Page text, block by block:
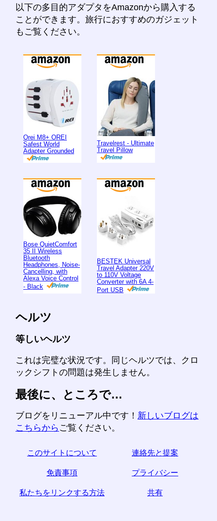
以下の多目的アダプタをAmazonから購入する
ことができます。旅行におすすめのガジェット
もご覧ください。
Orei M8+ OREI
Safest World
Adapter Grounded
Travelrest - Ultimate
Travel Pillow
Bose QuietComfort
35 II Wireless
Bluetooth
Headphones, Noise-
Cancelling, with
Alexa Voice Control
- Black
BESTEK Universal
Travel Adapter 220V
to 110V Voltage
Converter with 6A 4-
Port USB
ヘルツ
等しいヘルツ
これは完璧な状況です。同じヘルツでは、クロ
ックシフトの問題は発生しません。
最後に、ところで…
ブログをリニューアル中です！ 新しいブログは
こちらから ご覧ください。
このサイトについて 連絡先と提案
免責事項 プライバシー
私たちをリンクする方法 共有